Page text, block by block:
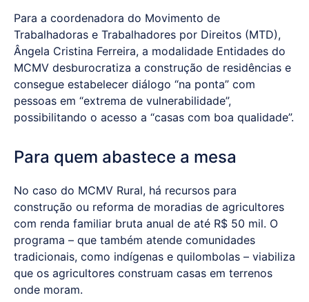
Para a coordenadora do Movimento de
Trabalhadoras e Trabalhadores por Direitos (MTD),
Ângela Cristina Ferreira, a modalidade Entidades do
MCMV desburocratiza a construção de residências e
consegue estabelecer diálogo “na ponta” com
pessoas em “extrema de vulnerabilidade”,
possibilitando o acesso a “casas com boa qualidade”.
Para quem abastece a mesa
No caso do MCMV Rural, há recursos para
construção ou reforma de moradias de agricultores
com renda familiar bruta anual de até R$ 50 mil. O
programa – que também atende comunidades
tradicionais, como indígenas e quilombolas – viabiliza
que os agricultores construam casas em terrenos
onde moram.